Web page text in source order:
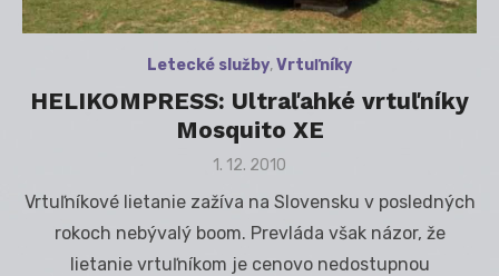
Letecké služby,Vrtuľníky
HELIKOMPRESS: Ultraľahké vrtuľníky
Mosquito XE
Posted
1. 12. 2010
Vrtuľníkové lietanie zažíva na Slovensku v posledných
rokoch nebývalý boom. Prevláda však názor, že
lietanie vrtuľníkom je cenovo nedostupnou